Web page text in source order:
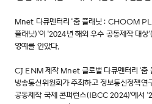
Mnet 다큐멘터리 '춤 플래닛 : CHOOM
플래닛)'이 '2024년 해외 우수 공동제작 대상
영예를 안았다.
CJ ENM 제작 Mnet 글로벌 다큐멘터리 '춤
방송통신위원회가 주최하고 정보통신정책
공동제작 국제 콘퍼런스(IBCC 2024)'에서